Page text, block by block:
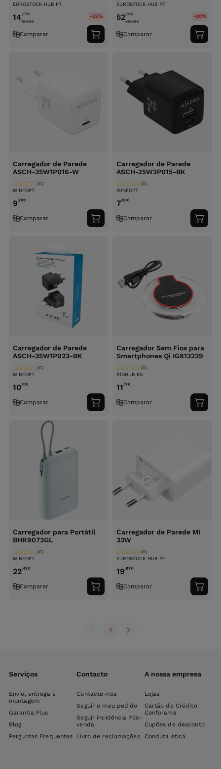
EUROSTOCK HUB PT
14,37€
19.90€
-25%
Comparar
Adicionar
ao
EUROSTOCK HUB PT
52,91€
69.99€
-20%
Comparar
ao
Carregador de Parede
ASCH-35W1P016-W
MINFOPT
(0)
9,78€
Comparar
Adicionar
ao
Carregador de Parede
ASCH-25W2P015-BK
MINFOPT
(0)
7,92€
Comparar
ao
Carregador de Parede
ASCH-35W1P023-BK
MINFOPT
(0)
10,10€
Comparar
Adicionar
ao
Carregador Sem Fios para
Smartphones Qi IG813239
BIGHUB ES
(0)
11,17€
Comparar
ao
Carregador para Portátil
BHR9073GL
MINFOPT
(0)
22,43€
Comparar
Adicionar
ao
Carregador de Parede Mi
33W
EUROSTOCK HUB PT
(0)
19,97€
Comparar
ao
1
Serviços
Envio, entrega e
montagem
Garantia Plus
Blog
Perguntas Frequentes
Contacto
Contacte-nos
Seguir o meu pedido
Seguir incidência Pós-
venda
Livro de reclamações
A nossa empresa
Lojas
Cartão de Crédito
Conforama
Cupões de desconto
Conduta ética